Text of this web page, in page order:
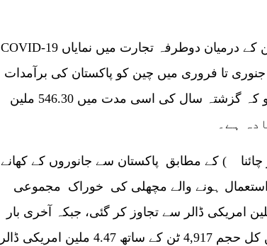
COVID-19 کی وبا کے باوجود پاکستان اور چین کے درمیان دوطرفہ تجارت میں نمایاں
ہوا ہے۔ مالی سال 22 کے جنوری تا فروری میں چین کو پاکستان کی برآمدات
670.72 ملین امریکی ڈالر رہی جو کہ گزشتہ سال کی اسی مدت میں 546.30 ملین
) کے مطابق پاکستان سے جانوروں کے کھانے
کوڈ (23012010) میں استعمال ہونے والے مچھلی کی خوراک مجموعی
13,866 ٹن کے ساتھ 15.68 ملین امریکی ڈالر سے تجاوز کر گئی، جبکہ آخری بار
جنوری سے فروری کے عرصے میں کل حجم 4,917 ٹن کے ساتھ 4.47 ملین امریکی ڈالر